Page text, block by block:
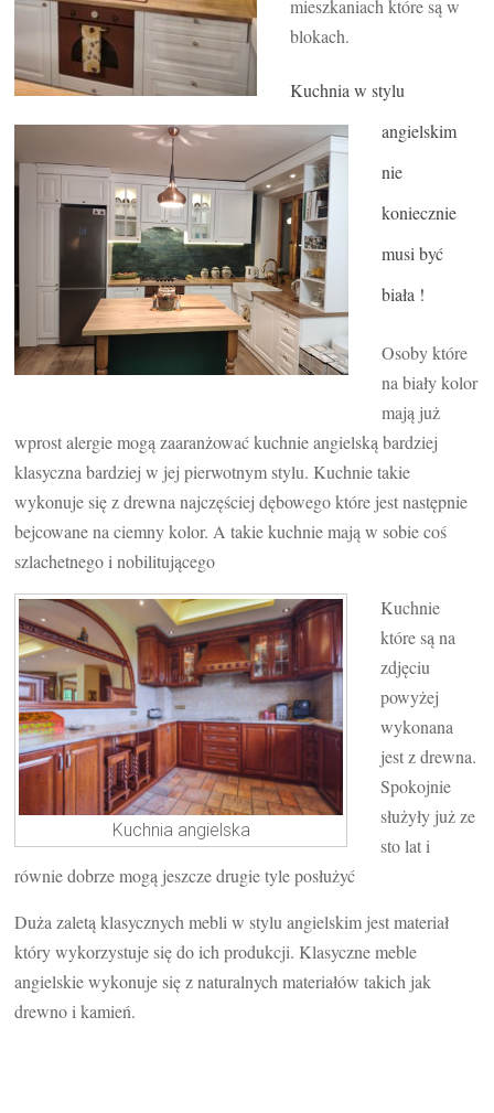
mieszkaniach które są w
blokach.
Kuchnia w stylu
angielskim
nie
koniecznie
musi być
biała !
Osoby które
na biały kolor
mają już
wprost alergie mogą zaaranżować kuchnie angielską bardziej
klasyczna bardziej w jej pierwotnym stylu. Kuchnie takie
wykonuje się z drewna najczęściej dębowego które jest następnie
bejcowane na ciemny kolor. A takie kuchnie mają w sobie coś
szlachetnego i nobilitującego
Kuchnia angielska
Kuchnie
które są na
zdjęciu
powyżej
wykonana
jest z drewna.
Spokojnie
służyły już ze
sto lat i
równie dobrze mogą jeszcze drugie tyle posłużyć
Duża zaletą klasycznych mebli w stylu angielskim jest materiał
który wykorzystuje się do ich produkcji. Klasyczne meble
angielskie wykonuje się z naturalnych materiałów takich jak
drewno i kamień.